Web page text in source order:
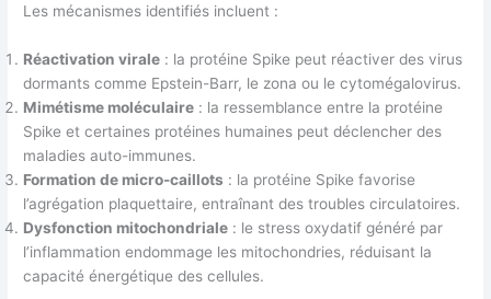
Les mécanismes identifiés incluent :
Réactivation virale : la protéine Spike peut réactiver des virus
dormants comme Epstein-Barr, le zona ou le cytomégalovirus.
Mimétisme moléculaire : la ressemblance entre la protéine
Spike et certaines protéines humaines peut déclencher des
maladies auto-immunes.
Formation de micro-caillots : la protéine Spike favorise
l’agrégation plaquettaire, entraînant des troubles circulatoires.
Dysfonction mitochondriale : le stress oxydatif généré par
l’inflammation endommage les mitochondries, réduisant la
capacité énergétique des cellules.